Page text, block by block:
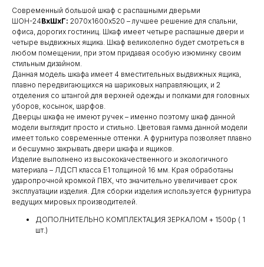
Современный большой шкаф с распашными дверьми
ШОН-24ВхШхГ: 2070х1600х520 – лучшее решение для спальни,
офиса, дорогих гостиниц. Шкаф имеет четыре распашные двери и
четыре выдвижных ящика. Шкаф великолепно будет смотреться в
любом помещении, при этом придавая особую изюминку своим
стильным дизайном.
Данная модель шкафа имеет 4 вместительных выдвижных ящика,
плавно передвигающихся на шариковых направляющих, и 2
отделения со штангой для верхней одежды и полками для головных
уборов, косынок, шарфов.
Дверцы шкафа не имеют ручек – именно поэтому шкаф данной
модели выглядит просто и стильно. Цветовая гамма данной модели
имеет только современные оттенки. А фурнитура позволяет плавно
и бесшумно закрывать двери шкафа и ящиков.
Изделие выполнено из высококачественного и экологичного
материала – ЛДСП класса Е1 толщиной 16 мм. Края обработаны
ударопрочной кромкой ПВХ, что значительно увеличивает срок
эксплуатации изделия. Для сборки изделия используется фурнитура
ведущих мировых производителей.
ДОПОЛНИТЕЛЬНО КОМПЛЕКТАЦИЯ ЗЕРКАЛОМ + 1500р ( 1
шт.)